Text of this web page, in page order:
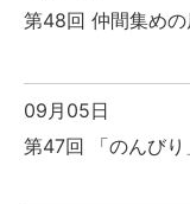
第48回 仲間集めの
09月05日
第47回 「のんびり